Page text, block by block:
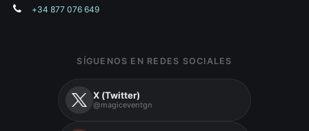
+34 877 076 649
SÍGUENOS EN REDES SOCIALES
X (Twitter)
@magiceventgn